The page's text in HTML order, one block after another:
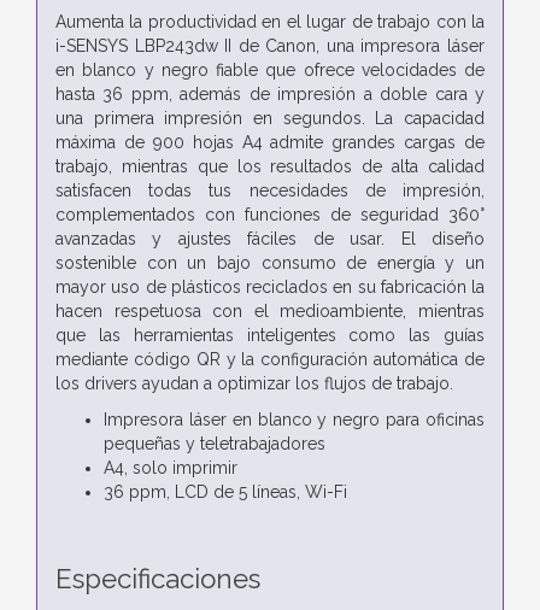
Aumenta la productividad en el lugar de trabajo con la
i-SENSYS LBP243dw II de Canon, una impresora láser
en blanco y negro fiable que ofrece velocidades de
hasta 36 ppm, además de impresión a doble cara y
una primera impresión en segundos. La capacidad
máxima de 900 hojas A4 admite grandes cargas de
trabajo, mientras que los resultados de alta calidad
satisfacen todas tus necesidades de impresión,
complementados con funciones de seguridad 360°
avanzadas y ajustes fáciles de usar. El diseño
sostenible con un bajo consumo de energía y un
mayor uso de plásticos reciclados en su fabricación la
hacen respetuosa con el medioambiente, mientras
que las herramientas inteligentes como las guías
mediante código QR y la configuración automática de
los drivers ayudan a optimizar los flujos de trabajo.
Impresora láser en blanco y negro para oficinas
pequeñas y teletrabajadores
A4, solo imprimir
36 ppm, LCD de 5 líneas, Wi-Fi
Especificaciones